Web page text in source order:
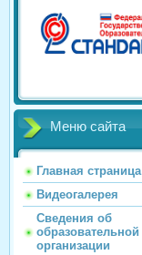
Меню сайта
Главная страница
Видеогалерея
Сведения об
образовательной
организации